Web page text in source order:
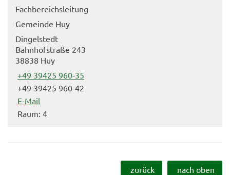
Fachbereichsleitung
Gemeinde Huy
Dingelstedt
Bahnhofstraße 243
38838 Huy
+49 39425 960-35
+49 39425 960-42
E-Mail
Raum: 4
zurück nach oben